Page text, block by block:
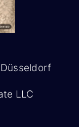
Düsseldorf
LLC